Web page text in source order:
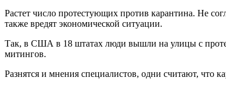
Растет число протестующих против карантина. Не
также вредят экономической ситуации.
Так, в США в 18 штатах люди вышли на улицы с
митингов.
Разнятся и мнения специалистов, одни считают,